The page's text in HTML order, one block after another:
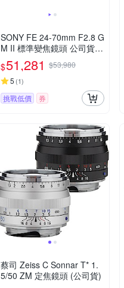
SONY FE 24-70mm F2.8 G
M II 標準變焦鏡頭 公司貨 S
EL2470GM2
$51,281 $53,980
5 (1)
挑戰低價 券
蔡司 Zeiss C Sonnar T* 1.
5/50 ZM 定焦鏡頭 (公司貨)